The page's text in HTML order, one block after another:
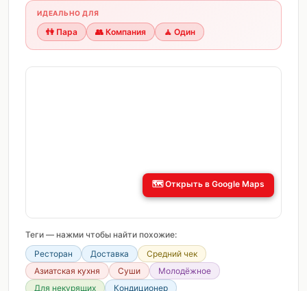
ИДЕАЛЬНО ДЛЯ
👫 Пара 👥 Компания 🧘 Один
🗺️Открыть в Google Maps
Теги — нажми чтобы найти похожие:
Ресторан
Доставка
Средний чек
Азиатская кухня
Суши
Молодёжное
Для некурящих
Кондиционер